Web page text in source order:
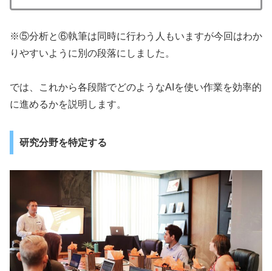
※⑤分析と⑥執筆は同時に行わう人もいますが今回はわか
りやすいように別の段落にしました。
では、これから各段階でどのようなAIを使い作業を効率的
に進めるかを説明します。
研究分野を特定する